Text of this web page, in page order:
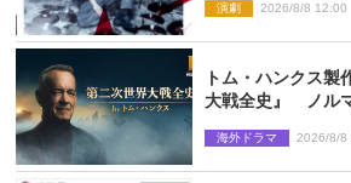
演劇 2026/8/8 12:00
トム・ハンクス製
大戦全史』 ノル
海外ドラマ 2026/8/8